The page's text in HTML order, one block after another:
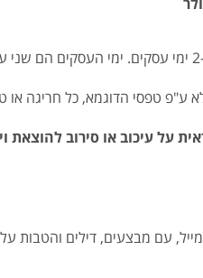
טפסי הדוגמא, כל חריגה או
עם מבצעים, דילים והטבות